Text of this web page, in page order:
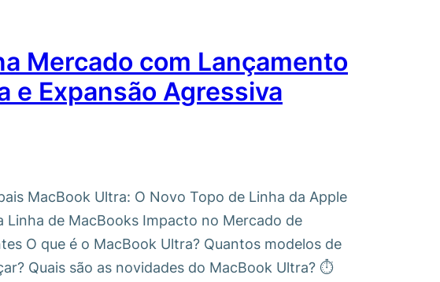
Mercado com Lançamento
e Expansão Agressiva
MacBook Ultra: O Novo Topo de Linha da Apple
Linha de MacBooks Impacto no Mercado de
O que é o MacBook Ultra? Quantos modelos de
Quais são as novidades do MacBook Ultra? ⏱